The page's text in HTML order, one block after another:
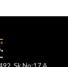
Sk No:17 A